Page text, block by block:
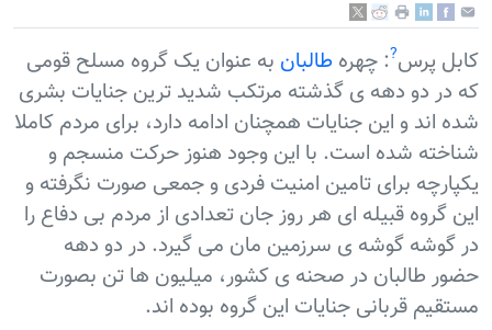
کابل پرس?: چهره طالبان به عنوان یک گروه مسلح قومی
که در دو دهه ی گذشته مرتکب شدید ترین جنایات بشری
شده اند و این جنایات همچنان ادامه دارد، برای مردم کاملا
شناخته شده است. با این وجود هنوز حرکت منسجم و
یکپارچه برای تامین امنیت فردی و جمعی صورت نگرفته و
این گروه قبیله ای هر روز جان تعدادی از مردم بی دفاع را
در گوشه گوشه ی سرزمین مان می گیرد. در دو دهه
حضور طالبان در صحنه ی کشور، میلیون ها تن بصورت
مستقیم قربانی جنایات این گروه بوده اند.